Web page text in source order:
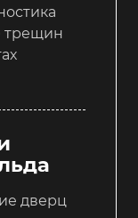
трещин
дверц